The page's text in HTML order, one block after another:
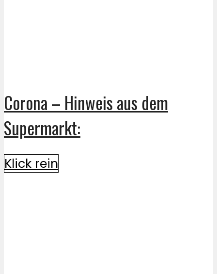
Corona – Hinweis aus dem
Supermarkt:
Klick rein